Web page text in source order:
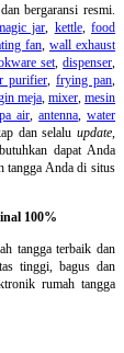
bergaransi resmi.
jar, kettle,food
fan, wall exhaust
set,dispenser,
purifier, frying pan,
meja, mixer,mesin
air,antenna,water
dan selalu update,
dapat Anda
tangga Anda di situs
100%
tangga terbaik dan
tinggi, bagus dan
rumah tangga